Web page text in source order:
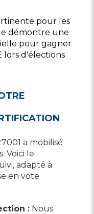
pour les
démontre une
pour gagner
lors d'élections
a mobilisé
Voici le
adapté à
en vote
:Nous